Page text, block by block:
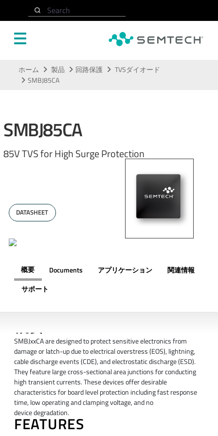
Search
ホーム 製品 回路保護
TVSダイオード
SMBJ85CA
SMBJ85CA
85V TVS for High Surge Protection
DATASHEET
概要 Documents アプリケーション
関連情報
サポート
SMBJxxCA are designed to protect sensitive electronics from
damage or latch-up due to electrical overstress (EOS), lightning,
cable discharge events (CDE), and electrostatic discharge (ESD).
They feature large cross-sectional area junctions for conducting
high transient currents. These devices offer desirable
characteristics for board level protection including fast response
time, low operating and clamping voltage, and no
device degradation.
FEATURES